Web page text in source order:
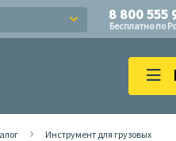
8 800 555
Бесплатно по
Инструмент для грузовых